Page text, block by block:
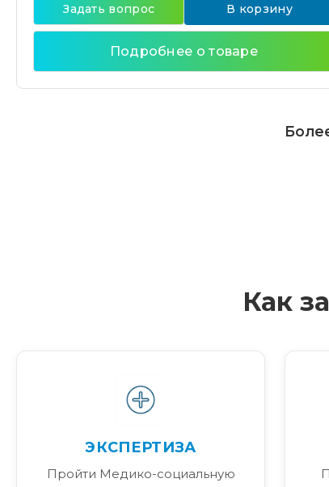
Задать вопрос В корзину
Подробнее о товаре
Как
ЭКСПЕРТИЗА
Пройти Медико-социальную